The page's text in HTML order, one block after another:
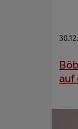
auf